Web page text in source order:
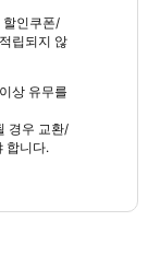
할인쿠폰/
립되지 않
상 유무를
경우 교환/
합니다.